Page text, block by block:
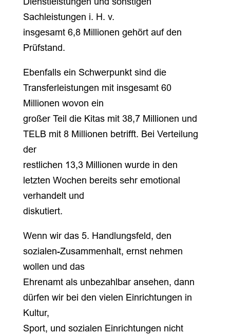
Sachleistungen i. H. v.
insgesamt 6,8 Millionen gehört auf den
Prüfstand.
Ebenfalls ein Schwerpunkt sind die
Transferleistungen mit insgesamt 60
Millionen wovon ein
großer Teil die Kitas mit 38,7 Millionen und
TELB mit 8 Millionen betrifft. Bei Verteilung
der
restlichen 13,3 Millionen wurde in den
letzten Wochen bereits sehr emotional
verhandelt und
diskutiert.
Wenn wir das 5. Handlungsfeld, den
sozialen-Zusammenhalt, ernst nehmen
wollen und das
Ehrenamt als unbezahlbar ansehen, dann
dürfen wir bei den vielen Einrichtungen in
Kultur,
Sport, und sozialen Einrichtungen nicht